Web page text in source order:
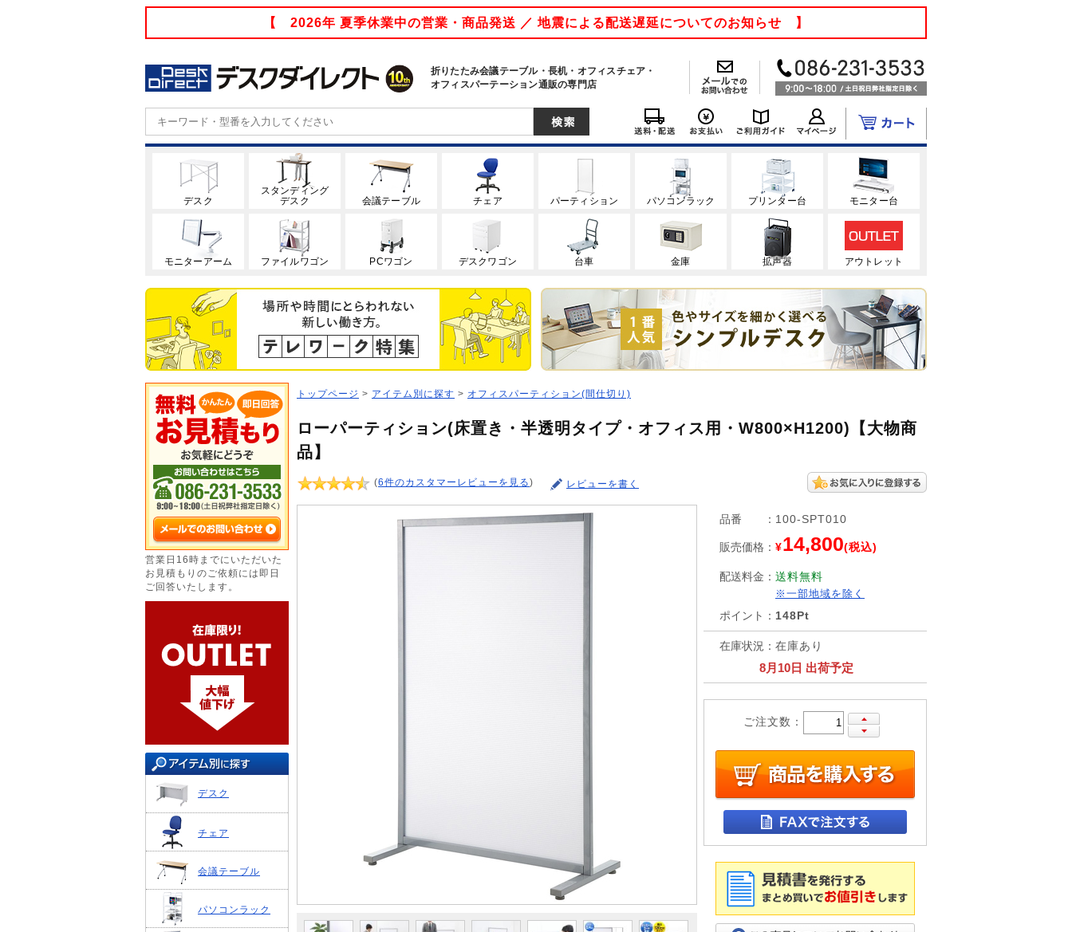
【 2026年 夏季休業中の営業・商品発送 ／ 地震による配送遅延についてのお知らせ 】
折りたたみ会議テーブル・長机・オフィスチェア・
オフィスパーテーション通販の専門店
デスク
スタンディング
デスク
会議テーブル チェア パーティション パソコンラック プリンター台 モニター台
モニターアーム ファイルワゴン PCワゴン デスクワゴン 台車 金庫 拡声器 アウトレット
営業日16時までにいただいた
お見積もりのご依頼には即日
ご回答いたします。
デスク
チェア
会議テーブル
パソコンラック
トップページ > アイテム別に探す > オフィスパーティション(間仕切り)
ローパーティション(床置き・半透明タイプ・オフィス用・W800×H1200)【大物商
品】
(6件のカスタマーレビューを見る) レビューを書く
品番 ： 100-SPT010
販売価格 ： ¥14,800(税込)
配送料金 ： 送料無料
※一部地域を除く
ポイント ： 148Pt
在庫状況 ： 在庫あり
8月10日 出荷予定
ご注文数：